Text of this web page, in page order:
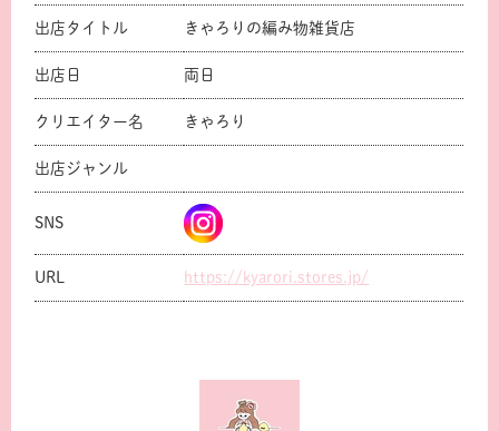
出店タイトル きゃろりの編み物雑貨店
出店日 両日
クリエイター名 きゃろり
出店ジャンル
SNS
URL https://kyarori.stores.jp/